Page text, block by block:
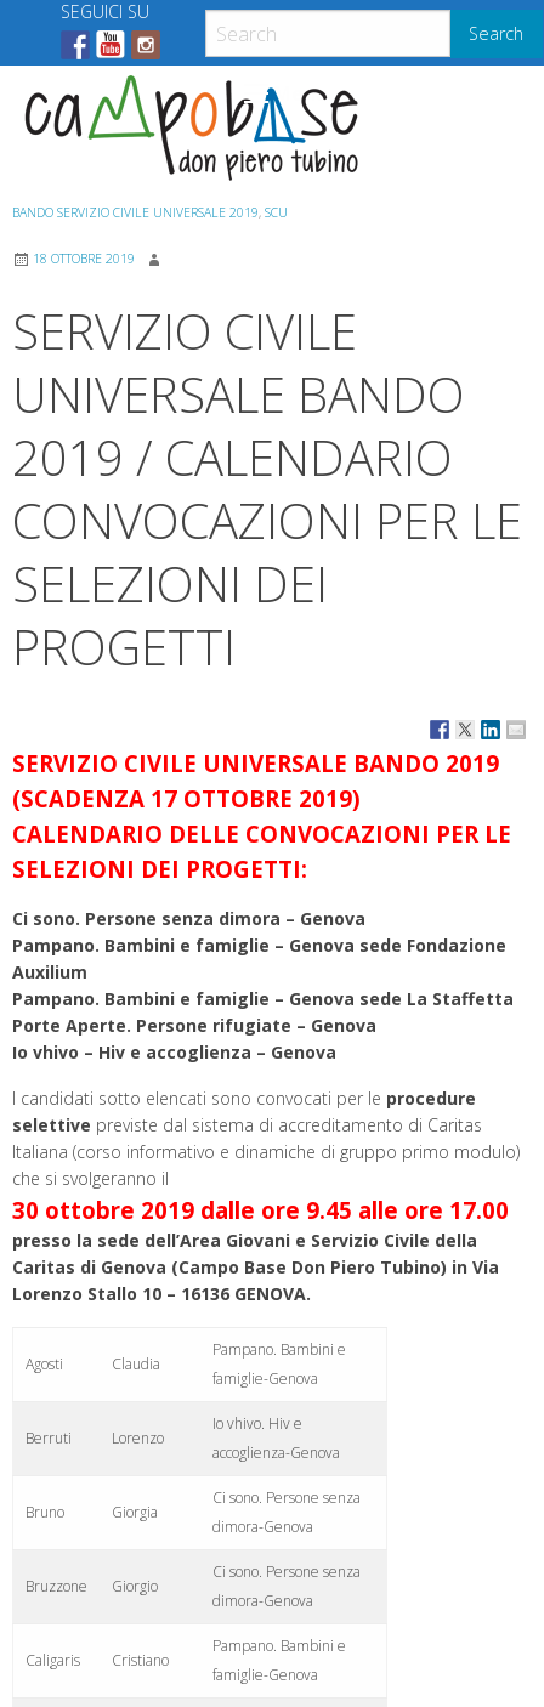
content
Search
SEGUICI SU
Menu
BANDO SERVIZIO CIVILE UNIVERSALE 2019, SCU
18 OTTOBRE 2019
SERVIZIO CIVILE
UNIVERSALE BANDO
2019 / CALENDARIO
CONVOCAZIONI PER LE
SELEZIONI DEI
PROGETTI
SERVIZIO CIVILE UNIVERSALE BANDO 2019
(SCADENZA 17 OTTOBRE 2019)
CALENDARIO DELLE CONVOCAZIONI PER LE
SELEZIONI DEI PROGETTI:
Ci sono. Persone senza dimora – Genova
Pampano. Bambini e famiglie – Genova sede Fondazione
Auxilium
Pampano. Bambini e famiglie – Genova sede La Staffetta
Porte Aperte. Persone rifugiate – Genova
Io vhivo – Hiv e accoglienza – Genova
I candidati sotto elencati sono convocati per le procedure
selettive previste dal sistema di accreditamento di Caritas
Italiana (corso informativo e dinamiche di gruppo primo modulo)
che si svolgeranno il
30 ottobre 2019 dalle ore 9.45 alle ore 17.00
presso la sede dell’Area Giovani e Servizio Civile della
Caritas di Genova (Campo Base Don Piero Tubino) in Via
Lorenzo Stallo 10 – 16136 GENOVA.
Agosti Claudia
Pampano. Bambini e
famiglie-Genova
Berruti Lorenzo
Io vhivo. Hiv e
accoglienza-Genova
Bruno Giorgia
Ci sono. Persone senza
dimora-Genova
Bruzzone Giorgio
Ci sono. Persone senza
dimora-Genova
Caligaris Cristiano
Pampano. Bambini e
famiglie-Genova